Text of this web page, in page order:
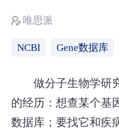
唯思派
NCBI Gene数据库
做分子生物学研
的经历：想查某个基
数据库；要找它和疾